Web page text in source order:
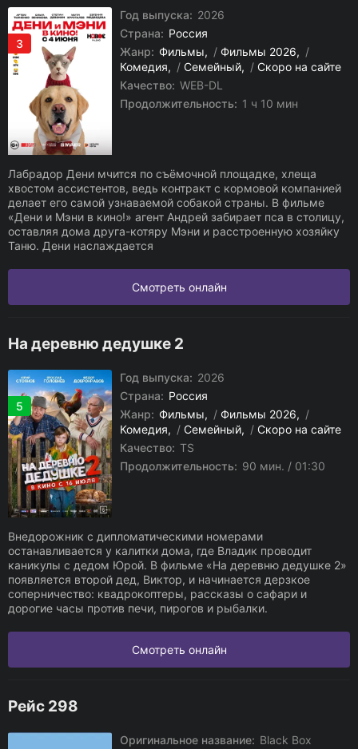
3
Год выпуска: 2026
Страна: Россия
Жанр: Фильмы / Фильмы 2026
/
Комедия
/ Семейный / Скоро на сайте
Качество: WEB-DL
Продолжительность: 1 ч 10 мин
Лабрадор Дени мчится по съёмочной площадке, хлеща
хвостом ассистентов, ведь контракт с кормовой компанией
делает его самой узнаваемой собакой страны. В фильме
«Дени и Мэни в кино!» агент Андрей забирает пса в столицу,
оставляя дома друга-котяру Мэни и расстроенную хозяйку
Таню. Дени наслаждается
Смотреть онлайн
На деревню дедушке 2
5
Год выпуска: 2026
Страна: Россия
Жанр: Фильмы / Фильмы 2026
/
Комедия
/ Семейный / Скоро на сайте
Качество: TS
Продолжительность: 90 мин. / 01:30
Внедорожник с дипломатическими номерами
останавливается у калитки дома, где Владик проводит
каникулы с дедом Юрой. В фильме «На деревню дедушке 2»
появляется второй дед, Виктор, и начинается дерзкое
соперничество: квадрокоптеры, рассказы о сафари и
дорогие часы против печи, пирогов и рыбалки.
Смотреть онлайн
Рейс 298
Оригинальное название: Black Box